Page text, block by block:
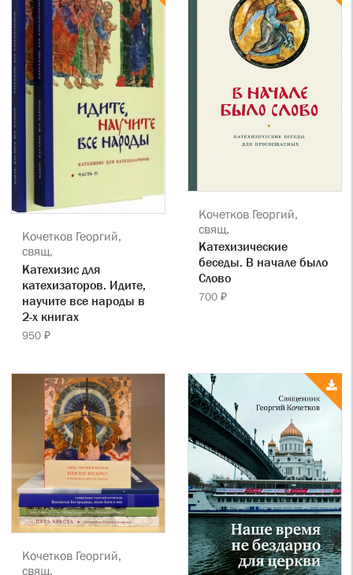
Кочетков Георгий,
свящ.
Катехизис для
катехизаторов. Идите,
научите все народы в
2-х книгах
950 ₽
Кочетков Георгий,
свящ.
Катехизические
беседы. В начале было
Слово
700 ₽
Кочетков Георгий,
свящ.